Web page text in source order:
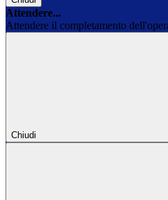
Attendere...
Attendere il completamento
Chiudi